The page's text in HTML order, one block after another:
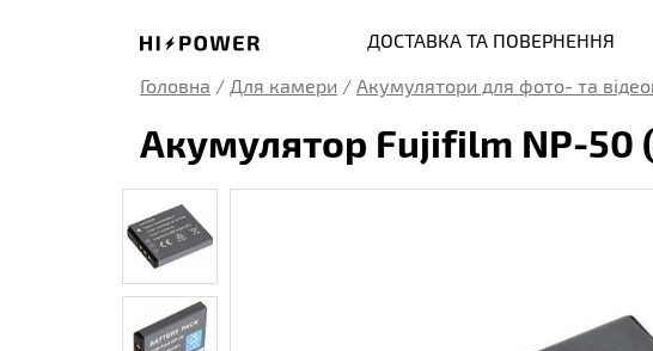
ДОСТАВКА ТА ПОВЕРНЕННЯ
Головна / Для камери / Акумулятори для фото- та
Акумулятор Fujifilm NP-50